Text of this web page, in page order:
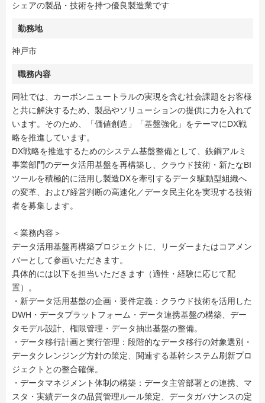
シェアの製品・技術を持つ優良製造業です
勤務地
神戸市
職務内容
同社では、カーボンニュートラルの実現を含む社会課題をお客様
と共に解決するため、製品やソリューションの提供に力を入れて
います。そのため、「価値創造」「基盤強化」をテーマにDX戦
略を推進しています。
DX戦略を推進するためのシステム基盤整備として、鉄鋼アルミ
事業部門のデータ活用基盤を再構築し、クラウド技術・新たなBI
ツールを積極的に活用し製造DXを牽引するデータ駆動型組織へ
の変革、および経営判断の高速化／データ民主化を実現する技術
者を募集します。
＜業務内容＞
データ活用基盤再構築プロジェクトに、リーダーまたはコアメン
バーとして参画いただきます。
具体的には以下を担当いただきます（適性・経験に応じて配
置）。
・新データ活用基盤の企画・要件定義：クラウド技術を活用した
DWH・データプラットフォーム・データ連携基盤の構築、デー
タモデル設計、権限管理・データ抽出基盤の整備。
・データ移行計画と実行管理：段階的なデータ移行の対象選別・
データクレンジング方針の策定、関連する基幹システム刷新プロ
ジェクトとの整合確保。
・データマネジメント体制の構築：データ主管部署との連携、マ
スタ・実績データの品質管理ルール策定、データガバナンスの定